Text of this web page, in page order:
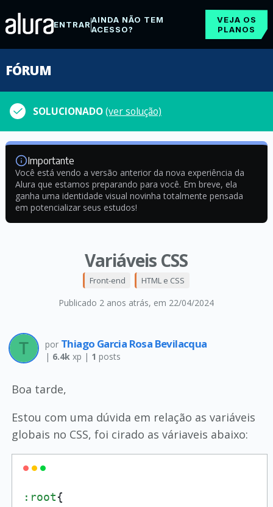
ENTRARAINDA NÃO TEM
ACESSO?
VEJA OS
PLANOS
FÓRUM
SOLUCIONADO(ver solução)
Importante
Você está vendo a versão anterior da nova experiência da
Alura que estamos preparando para você. Em breve, ela
ganha uma identidade visual novinha totalmente pensada
em potencializar seus estudos!
Variáveis CSS
Publicado 2 anos atrás, em 22/04/2024
Front-end HTML e CSS
por Thiago Garcia Rosa Bevilacqua
| 6.4kxp | 1 posts
Boa tarde,
Estou com uma dúvida em relação as variáveis
globais no CSS, foi cirado as váriaveis abaixo:
:root{